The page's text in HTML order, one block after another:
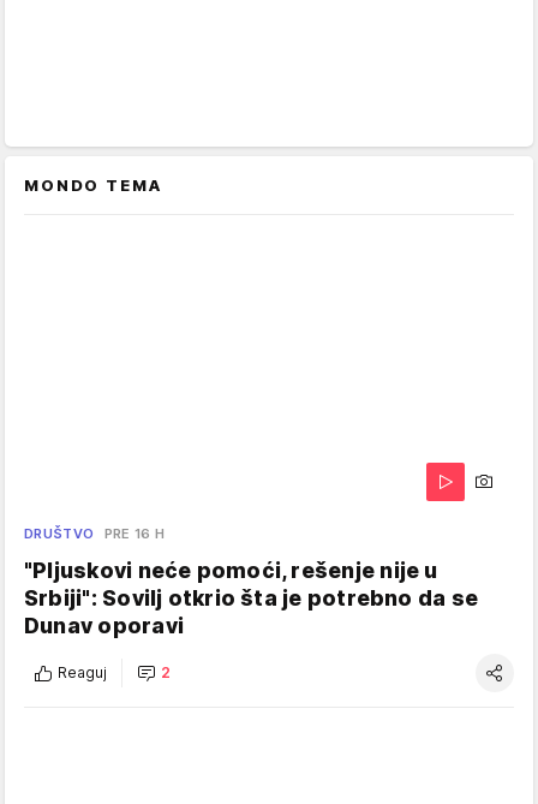
MONDO TEMA
DRUŠTVO PRE 16 H
"Pljuskovi neće pomoći, rešenje nije u
Srbiji": Sovilj otkrio šta je potrebno da se
Dunav oporavi
Reaguj 2